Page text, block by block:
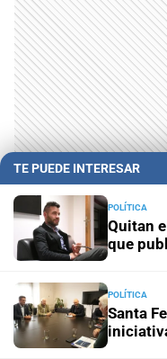
Te puede
TE PUEDE INTERESAR
POLÍTICA
Quitan
que
POLÍTICA
Santa